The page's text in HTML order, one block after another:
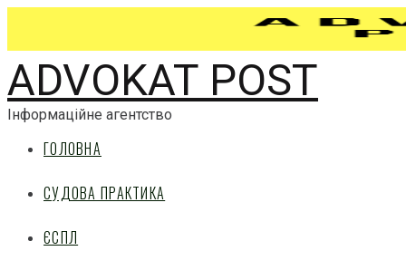
ADVOKAT POST
Інформаційне агентство
ГОЛОВНА
СУДОВА ПРАКТИКА
ЄСПЛ